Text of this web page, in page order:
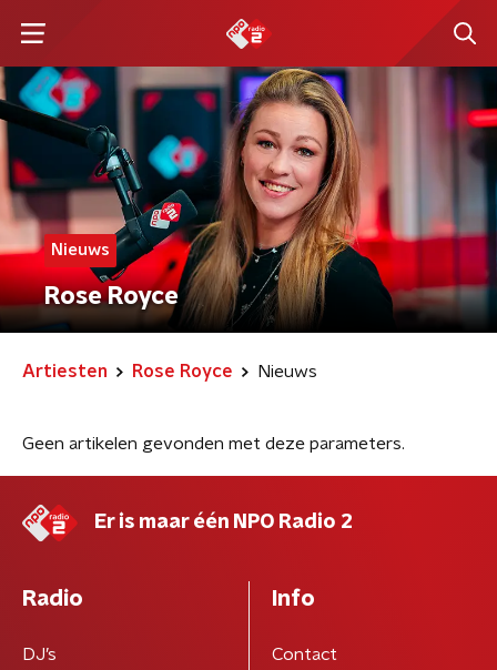
Nieuws
Rose Royce
Artiesten Rose Royce Nieuws
Geen artikelen gevonden met deze parameters.
Er is maar één NPO Radio 2
Radio
DJ’s
Info
Contact